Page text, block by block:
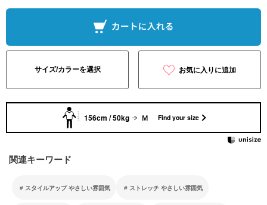
サイズ/カラーを選択 お気に入りに追加
156cm / 50kg Ｍ Find your size
関連キーワード
スタイルアップ やさしい雰囲気 ストレッチ やさしい雰囲気